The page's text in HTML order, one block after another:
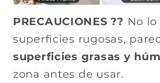
PRECAUCIONES ?? No
superficies rugosas,
superficies grasas y
zona antes de usar.